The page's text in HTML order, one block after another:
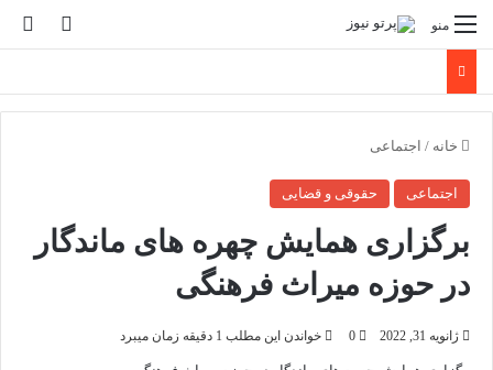
تغییر منو
خانه / اجتماعی
اجتماعی حقوقی و قضایی
برگزاری همایش چهره های ماندگار
در حوزه میراث فرهنگی
ژانویه 31, 2022 0 خواندن این مطلب 1 دقیقه زمان میبرد